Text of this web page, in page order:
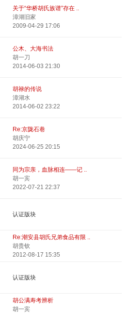
关于“华桥胡氏族谱”存在 ..
漳湖旧家
2009-04-29 17:06
公木、大海书法
胡一刀
2014-06-03 21:30
胡禄的传说
漳湖水
2014-06-02 23:22
Re:京陇石巷
胡庆宁
2024-06-25 20:15
同为宗亲，血脉相连——记 ..
胡一宾
2022-07-21 22:37
认证版块
Re:潮安县胡氏兄弟食品有限 ..
胡贵钦
2012-08-17 15:35
认证版块
胡公满寿考辨析
胡一宾